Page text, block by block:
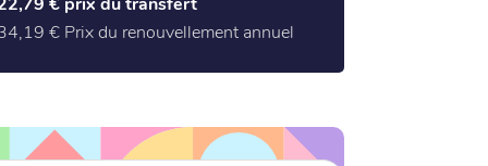
€ Prix du renouvellement annuel